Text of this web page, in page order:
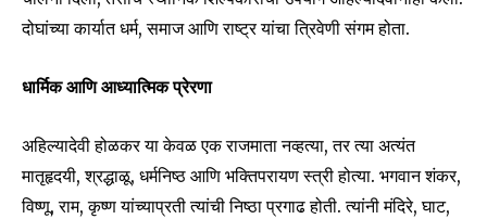
दोघांच्या कार्यात धर्म, समाज आणि राष्ट्र यांचा त्रिवेणी संगम होता.
धार्मिक आणि आध्यात्मिक प्रेरणा
अहिल्यादेवी होळकर या केवळ एक राजमाता नव्हत्या, तर त्या अत्यंत
मातृहृदयी, श्रद्धाळू, धर्मनिष्ठ आणि भक्तिपरायण स्त्री होत्या. भगवान शंकर,
विष्णू, राम, कृष्ण यांच्याप्रती त्यांची निष्ठा प्रगाढ होती. त्यांनी मंदिरे, घाट,